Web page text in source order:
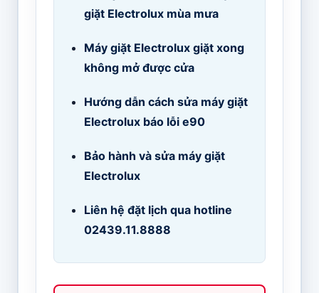
giặt Electrolux mùa mưa
Máy giặt Electrolux giặt xong
không mở được cửa
Hướng dẫn cách sửa máy giặt
Electrolux báo lỗi e90
Bảo hành và sửa máy giặt
Electrolux
Liên hệ đặt lịch qua hotline
02439.11.8888